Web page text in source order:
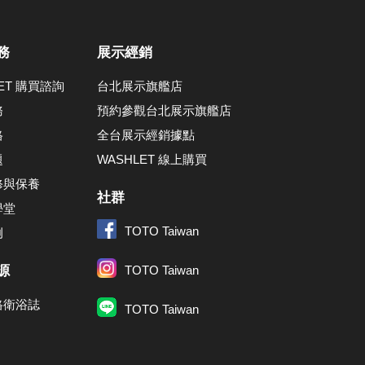
購買諮詢
保養
堂
衛浴誌
展示經銷
台北展示旗艦店
預約參觀台北展示旗艦店
全台展示經銷據點
WASHLET 線上購買
社群
TOTO Taiwan
TOTO Taiwan
TOTO Taiwan